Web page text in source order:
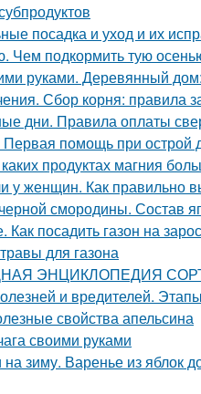
посадка и уход и их
Чем подкормить тую
руками. Деревянный
Сбор корня: правила
дни. Правила оплаты
Первая помощь при острой
продуктах магния
у женщин. Как правильно
смородины. Состав
Как посадить газон на
для газона
ЭНЦИКЛОПЕДИЯ
и вредителей.
свойства апельсина
своими руками
зиму. Варенье из яблок